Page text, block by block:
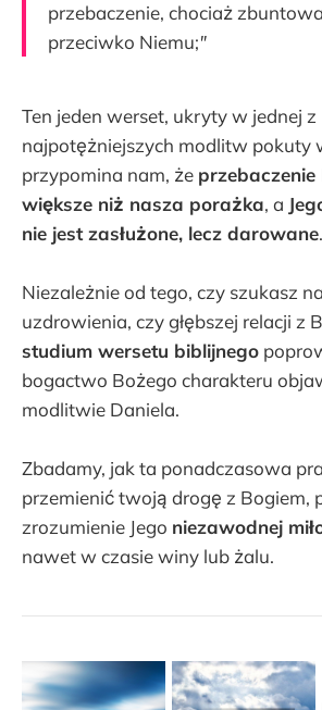
przebaczenie, chociaż
przeciwko Niemu;"
Ten jeden werset, ukryty w jednej z
najpotężniejszych modlitw pokuty
przypomina nam, że przebaczenie
większe niż nasza porażka, a
nie jest zasłużone, lecz darowane.
Niezależnie od tego, czy szukasz
uzdrowienia, czy głębszej relacji z
studium wersetu biblijnego
bogactwo Bożego charakteru
modlitwie Daniela.
Zbadamy, jak ta ponadczasowa
przemienić twoją drogę z Bogiem,
zrozumienie Jego niezawodnej
nawet w czasie winy lub żalu.